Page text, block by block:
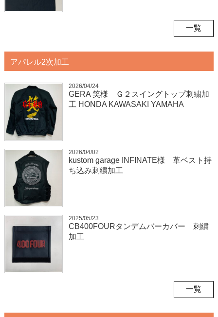
一覧
アパレル2次加工
2026/04/24
GERA 笑様 Ｇ２スイングトップ刺繍加
工 HONDA KAWASAKI YAMAHA
2026/04/02
kustom garage INFINATE様 革ベスト持
ち込み刺繍加工
2025/05/23
CB400FOURタンデムバーカバー 刺繍
加工
一覧